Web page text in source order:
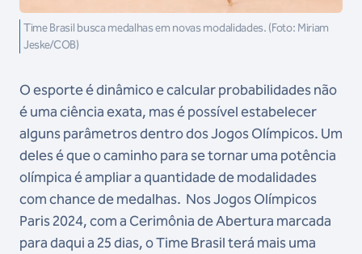
Time Brasil busca medalhas em novas modalidades. (Foto: Miriam
Jeske/COB)
O esporte é dinâmico e calcular probabilidades não
é uma ciência exata, mas é possível estabelecer
alguns parâmetros dentro dos Jogos Olímpicos. Um
deles é que o caminho para se tornar uma potência
olímpica é ampliar a quantidade de modalidades
com chance de medalhas. Nos Jogos Olímpicos
Paris 2024, com a Cerimônia de Abertura marcada
para daqui a 25 dias, o Time Brasil terá mais uma